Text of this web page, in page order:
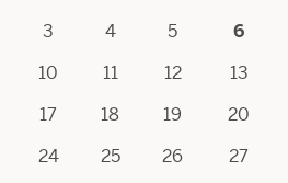
3
4 5 6
10
11 12 13
17
18 19 20
24
25 26 27